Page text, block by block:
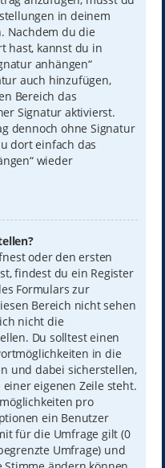
in deinem
Nachdem du die
hast, kannst du in
anhängen“
auch hinzufügen,
Bereich das
Signatur aktivierst.
dennoch ohne Signatur
dort einfach das
wieder
oder den ersten
findest du ein Register
Formulars zur
Bereich nicht sehen
nicht die
Du solltest einen
in die
und dabei sicherstellen,
eigenen Zeile steht.
pro
ein Benutzer
für die Umfrage gilt (0
Umfrage) und